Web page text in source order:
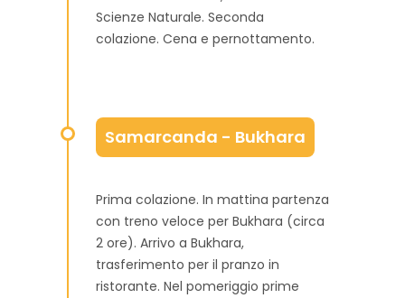
Scienze Naturale. Seconda
colazione. Cena e pernottamento.
Samarcanda - Bukhara
Prima colazione. In mattina partenza
con treno veloce per Bukhara (circa
2 ore). Arrivo a Bukhara,
trasferimento per il pranzo in
ristorante. Nel pomeriggio prime